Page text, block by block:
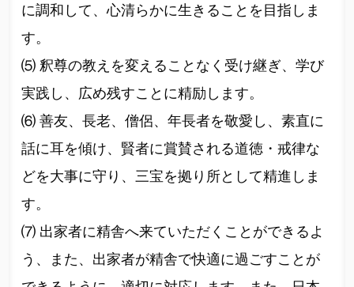
に調和して、心清らかに生きることを目指しま
す。
⑸ 釈尊の教えを変えることなく受け継ぎ、学び
実践し、広め残すことに精励します。
⑹ 善友、長老、僧侶、年長者を敬愛し、素直に
話に耳を傾け、賢者に賞賛される道徳・戒律な
どを大事に守り、三宝を拠り所として精進しま
す。
⑺ 出家者に精舎へ来ていただくことができるよ
う、また、出家者が精舎で快適に過ごすことが